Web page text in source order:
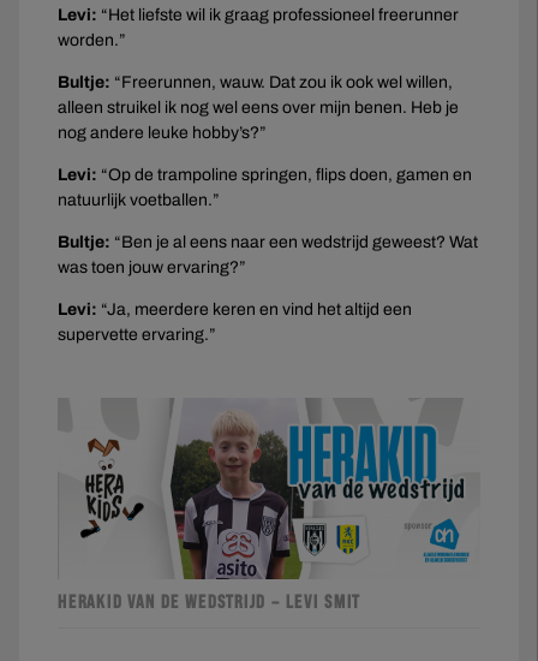
Levi: “Het liefste wil ik graag professioneel freerunner
worden.”
Bultje: “Freerunnen, wauw. Dat zou ik ook wel willen,
alleen struikel ik nog wel eens over mijn benen. Heb je
nog andere leuke hobby’s?”
Levi: “Op de trampoline springen, flips doen, gamen en
natuurlijk voetballen.”
Bultje: “Ben je al eens naar een wedstrijd geweest? Wat
was toen jouw ervaring?”
Levi: “Ja, meerdere keren en vind het altijd een
supervette ervaring.”
HERAKID VAN DE WEDSTRIJD – LEVI SMIT